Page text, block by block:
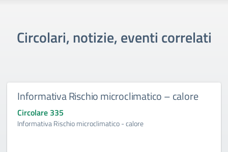
Circolari, notizie, eventi correlati
Informativa Rischio microclimatico – calore
Circolare 335
Informativa Rischio microclimatico - calore